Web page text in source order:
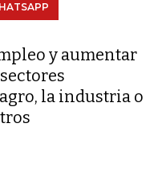
y aumentar
la industria o